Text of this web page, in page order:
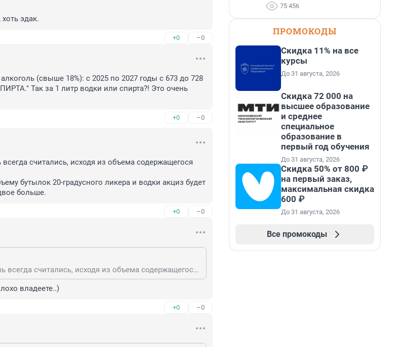
эдак.
+0 –0
(свыше 18%): c 2025 по 2027 годы с 673 до 728
Так за 1 литр водки или спирта?! Это очень
+0 –0
считались, исходя из объема содержащегося
бутылок 20-градусного ликера и водки акциз будет
больше.
+0 –0
Акцизы на крепкий алкоголь всегда считались, исходя из объема содержащегося спирта, а не всего напитка. Т.е. в цене одинаковых по объему бутылок 20-градусного ликера и водки акциз будет разным - в цене водки его вдвое больше.
владеете..)
+0 –0
75 456
ПРОМОКОДЫ
Скидка 11% на все
курсы
До 31 августа, 2026
Скидка 72 000 на
высшее образование
и среднее
специальное
образование в
первый год обучения
До 31 августа, 2026
Скидка 50% от 800 ₽
на первый заказ,
максимальная скидка
600 ₽
До 31 августа, 2026
Все промокоды